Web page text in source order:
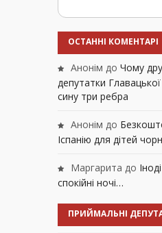
ОСТАННІ КОМЕНТАРІ
Анонім до Чому
депутатки
сину три ребра
Анонім до
Іспанію для дітей
Маргарита до
спокійні ночі…
ПРИЙМАЛЬНІ